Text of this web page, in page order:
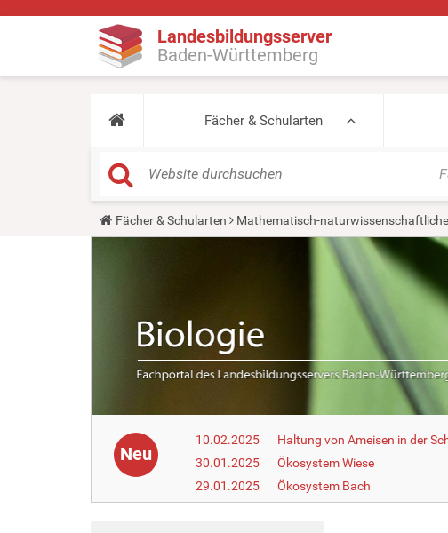
Landesbildungsserver
Baden-Württemberg
Fächer & Schularten
Y
o
Fächer & Schularten Mathematisch-
Neu
10.02.2025
Haltung von Ameisen in der
30.01.2025
Ökosystem Wiese
29.01.2025
Ökosystem Bach